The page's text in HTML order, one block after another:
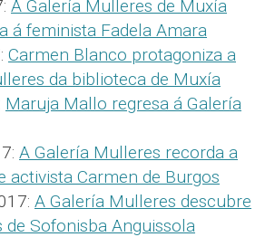
A Galería Mulleres de Muxía
á feminista Fadela Amara
Carmen Blanco protagoniza a
da biblioteca de Muxía
Maruja Mallo regresa á Galería
A Galería Mulleres recorda a
activista Carmen de Burgos
A Galería Mulleres descubre
de Sofonisba Anguissola